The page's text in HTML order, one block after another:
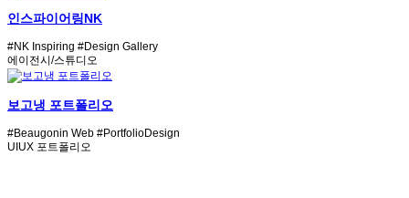
인스파이어링NK
#NK Inspiring #Design Gallery
에이전시/스튜디오
보고냉 포트폴리오
#Beaugonin Web #PortfolioDesign
UIUX 포트폴리오